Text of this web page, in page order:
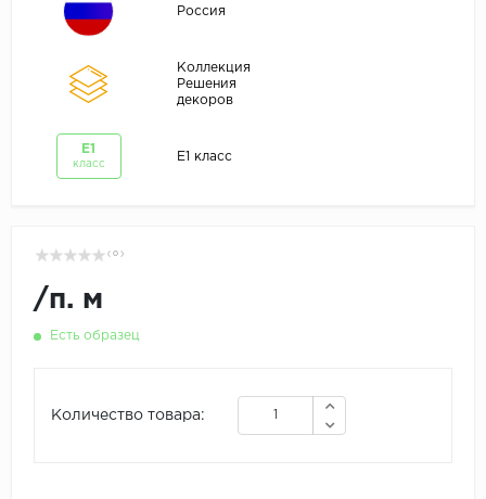
Россия
Коллекция
Решения
декоров
Е1
класс
Е1 класс
( 0 )
/п. м
Есть образец
Количество товара: